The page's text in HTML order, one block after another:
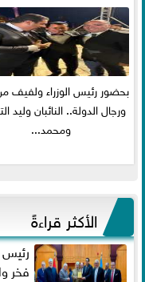
بحضور رئيس الوزراء ولفيف
ورجال الدولة.. النائبان وليد
ومحمد...
الأكثر قراءةً
رئيس
فخر